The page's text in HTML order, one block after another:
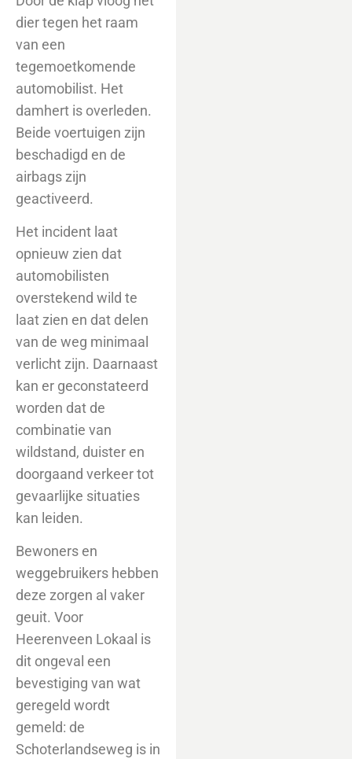
dier tegen het raam
van een
tegemoetkomende
automobilist. Het
damhert is overleden.
Beide voertuigen zijn
beschadigd en de
airbags zijn
geactiveerd.
Het incident laat
opnieuw zien dat
automobilisten
overstekend wild te
laat zien en dat delen
van de weg minimaal
verlicht zijn. Daarnaast
kan er geconstateerd
worden dat de
combinatie van
wildstand, duister en
doorgaand verkeer tot
gevaarlijke situaties
kan leiden.
Bewoners en
weggebruikers hebben
deze zorgen al vaker
geuit. Voor
Heerenveen Lokaal is
dit ongeval een
bevestiging van wat
geregeld wordt
gemeld: de
Schoterlandseweg is in